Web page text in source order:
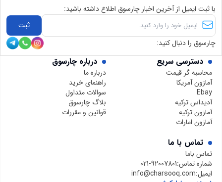
دسترسی سریع
محاسبه گر قیمت
آمازون آمریکا
Ebay
آدیداس ترکیه
آمازون ترکیه
آمازون امارات
درباره چارسوق
درباره ما
راهنمای خرید
سوالات متداول
بلاگ چارسوق
قوانین و مقررات
تماس با ما
تماس باما
شماره تماس:021-92007801
ایمیل:info@charsooq.com
با ثبت ایمیل از آخرین اخبار چارسوق اطلاع داشته باشید:
ثبت
چارسوق را دنبال کنید: